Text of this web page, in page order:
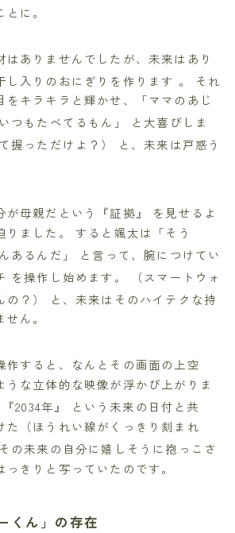
に。
はありませんでしたが、未来はあり
し入りのおにぎりを作ります 。 それ
をキラキラと輝かせ、「ママのあじ
つもたべてるもん」
と大喜びしま
握っただけよ？）
と、未来は戸惑う
が母親だという『証拠』 を見せるよ
りました。 すると颯太は「そう
あるんだ」
と言って、腕につけてい
を操作し始めます。 （スマートウォ
の？）
と、未来はそのハイテクな持
ん。
作すると、なんとその画面の上空
うな立体的な映像が浮かび上がりま
2034年』
という未来の日付と共
た（ほうれい線がくっきり刻まれ
の未来の自分に嬉しそうに抱っこさ
きりと写っていたのです。
くん」の存在